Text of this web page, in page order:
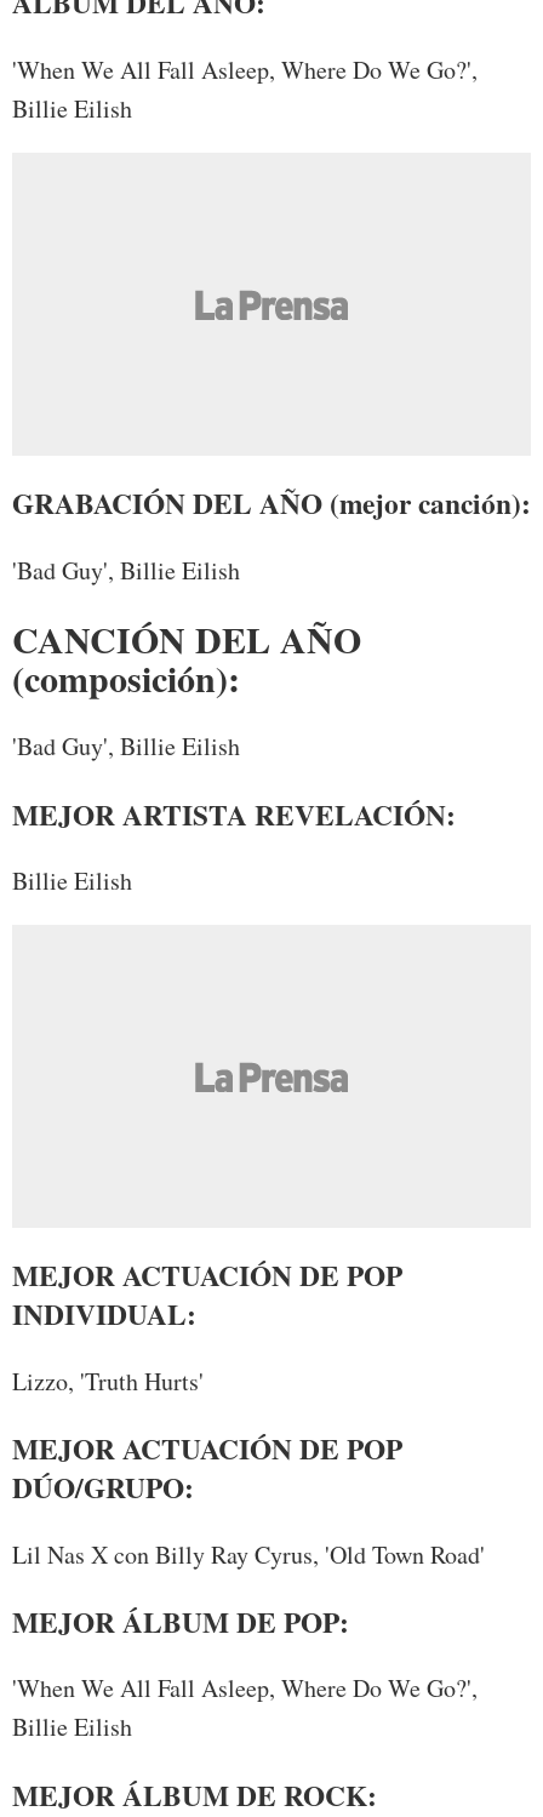
'When We All Fall Asleep, Where Do We Go?',
Billie Eilish
GRABACIÓN DEL AÑO (mejor canción):
'Bad Guy', Billie Eilish
CANCIÓN DEL AÑO
(composición):
'Bad Guy', Billie Eilish
MEJOR ARTISTA REVELACIÓN:
Billie Eilish
MEJOR ACTUACIÓN DE POP
INDIVIDUAL:
Lizzo, 'Truth Hurts'
MEJOR ACTUACIÓN DE POP
DÚO/GRUPO:
Lil Nas X con Billy Ray Cyrus, 'Old Town Road'
MEJOR ÁLBUM DE POP:
'When We All Fall Asleep, Where Do We Go?',
Billie Eilish
MEJOR ÁLBUM DE ROCK: